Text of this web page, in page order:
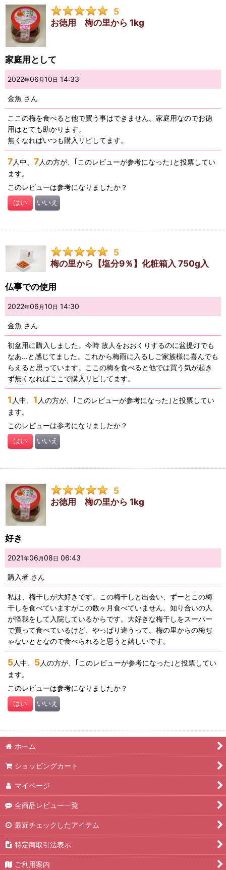
5
お徳用 梅の里から 1kg
家庭用として
2022年06 月10日 14:33
金魚 さん
ここの梅を食べると他で買う事はできません。家庭用なのでお徳
用はとても助かります。
無くなればいつも購入リピしてます。
7人中、 7人の方が、｢このレビューが参考になった｣と投票してい
ます。
このレビューは参考になりましたか？
はい いいえ
5
梅の里から【塩分9％】化粧箱入 750g入
仏事での使用
2022年06 月10日 14:30
金魚 さん
初盆用に購入しました。今時 故人をおおくりするのに盆提灯でも
なあ...と感じてました。これから梅雨に入るしご家族様に喜んでも
らえると思っています。ここの梅を食べると他では買う気が起き
ず無くなればここで購入リピしてます。
1 人中、 1 人の方が、｢このレビューが参考になった｣と投票してい
ます。
このレビューは参考になりましたか？
はい いいえ
5
お徳用 梅の里から 1kg
好き
2021年06 月08日 06:43
購入者 さん
私は、梅干しが大好きです。この梅干しと出会い、ずーとこの梅
干しを食べていますがこの数ヶ月食べていません。知り合いの人
が怪我をして入院しているからです。大好きな梅干しをスーパー
で買って食べているけど、やっぱり違うって。梅の里からの梅ぢ
ゃないととなので食べられると思うと嬉しいです。
5人中、 5人の方が、｢このレビューが参考になった｣と投票してい
ます。
このレビューは参考になりましたか？
はい いいえ
ホーム
ショッピングカート
マイページ
全商品レビュー一覧
最近チェックしたアイテム
特定商取引法表示
ご利用案内